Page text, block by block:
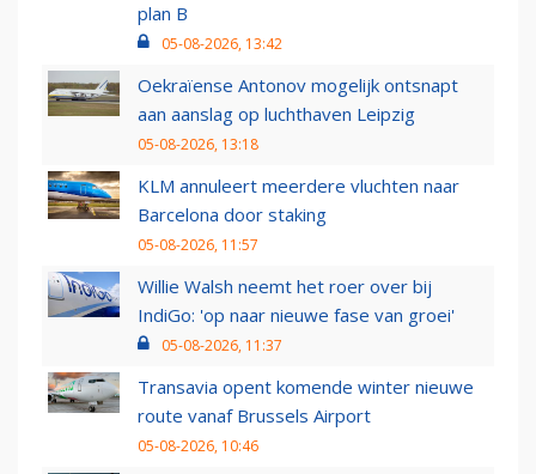
plan B
05-08-2026, 13:42
Oekraïense Antonov mogelijk ontsnapt
aan aanslag op luchthaven Leipzig
05-08-2026, 13:18
KLM annuleert meerdere vluchten naar
Barcelona door staking
05-08-2026, 11:57
Willie Walsh neemt het roer over bij
IndiGo: 'op naar nieuwe fase van groei'
05-08-2026, 11:37
Transavia opent komende winter nieuwe
route vanaf Brussels Airport
05-08-2026, 10:46